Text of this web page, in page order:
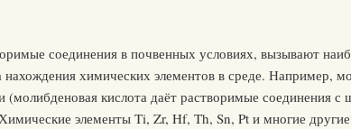
соединения в почвенных условиях, вызывают
химических элементов в среде. Например,
кислота даёт растворимые соединения
элементы Ti, Zr, Hf, Th, Sn, Pt и многие